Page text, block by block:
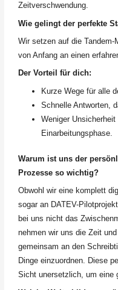
Zeitverschwendung.
Wie gelingt der perfekte
Wir setzen auf die
von Anfang an einen
Der Vorteil für dich:
Kurze Wege für alle
Schnelle Antworten,
Weniger
Einarbeitungsphase.
Warum ist uns der
Prozesse so wichtig?
Obwohl wir eine komplett
sogar an DATEV-
bei uns nicht das
nehmen wir uns die Zeit
gemeinsam an den
Dinge einzuordnen. Diese
Sicht unersetzlich, um eine